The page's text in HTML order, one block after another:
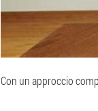
Con un approccio